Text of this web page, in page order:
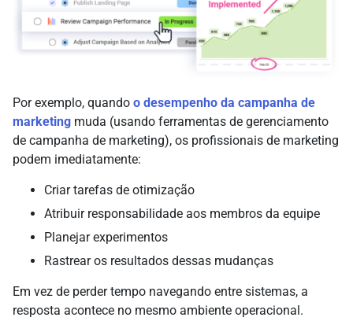
Por exemplo, quando o desempenho da campanha de
marketing muda (usando ferramentas de gerenciamento
de campanha de marketing), os profissionais de marketing
podem imediatamente:
Criar tarefas de otimização
Atribuir responsabilidade aos membros da equipe
Planejar experimentos
Rastrear os resultados dessas mudanças
Em vez de perder tempo navegando entre sistemas, a
resposta acontece no mesmo ambiente operacional.